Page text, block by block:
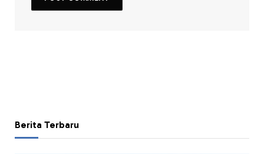
Berita Terbaru